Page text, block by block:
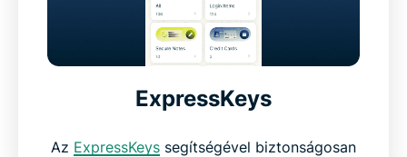
ExpressKeys
Az ExpressKeys segítségével biztonságosan